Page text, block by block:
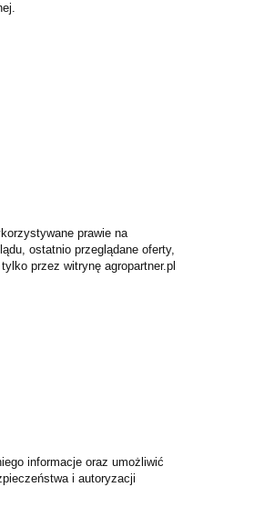
prawie na
ostatnio przeglądane oferty,
przez witrynę agropartner.pl
informacje oraz umożliwić
i autoryzacji